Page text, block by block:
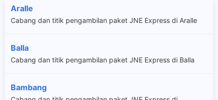
Aralle
Cabang dan titik pengambilan paket JNE Express di Aralle
Balla
Cabang dan titik pengambilan paket JNE Express di Balla
Bambang